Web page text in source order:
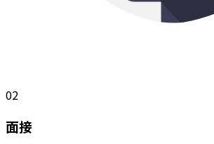
02
面接